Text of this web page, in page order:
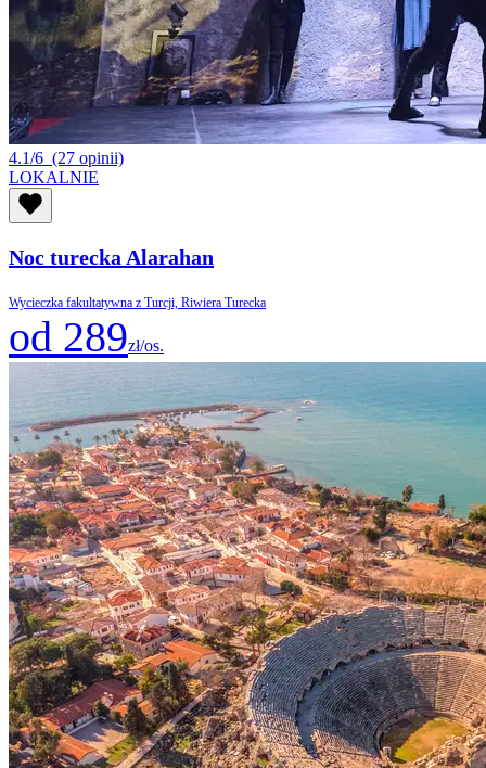
4.1/6 (27 opinii)
LOKALNIE
Noc turecka Alarahan
Wycieczka fakultatywna z Turcji, Riwiera Turecka
od 289zł/os.